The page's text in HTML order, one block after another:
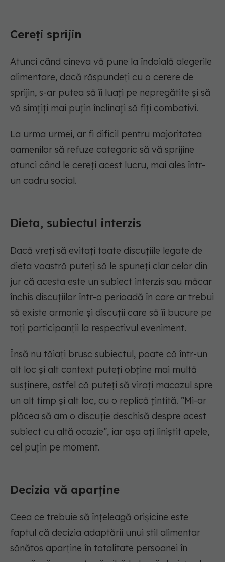
Cereți sprijin
Atunci când cineva vă pune la îndoială alegerile
alimentare, dacă răspundeți cu o cerere de
sprijin, s-ar putea să îi luați pe nepregătite și să
vă simțiți mai puțin înclinați să fiți combativi.
La urma urmei, ar fi dificil pentru majoritatea
oamenilor să refuze categoric să vă sprijine
atunci când le cereți acest lucru, mai ales într-
un cadru social.
Dieta, subiectul interzis
Dacă vreți să evitați toate discuțiile legate de
dieta voastră puteți să le spuneți clar celor din
jur că acesta este un subiect interzis sau măcar
închis discuțiilor într-o perioadă în care ar trebui
să existe armonie și discuții care să îi bucure pe
toți participanții la respectivul eveniment.
Însă nu tăiați brusc subiectul, poate că într-un
alt loc și alt context puteți obține mai multă
susținere, astfel că puteți să virați macazul spre
un alt timp și alt loc, cu o replică țintită. ”Mi-ar
plăcea să am o discuție deschisă despre acest
subiect cu altă ocazie”, iar așa ați liniștit apele,
cel puțin pe moment.
Decizia vă aparține
Ceea ce trebuie să înțeleagă orișicine este
faptul că decizia adaptării unui stil alimentar
sănătos aparține în totalitate persoanei în